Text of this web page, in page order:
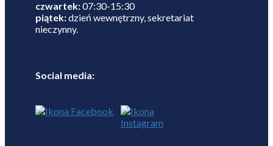
czwartek:07:30-15:30
piątek:dzień wewnętrzny, sekretariat
nieczynny.
Social media: